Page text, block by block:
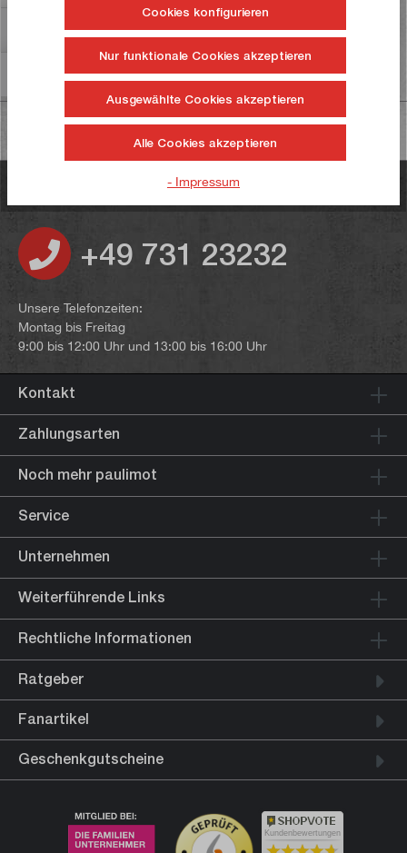
Bewertungen
Informationen zur Produktsicherheit
Haben Sie noch Fragen?
+49 731 23232
Unsere Telefonzeiten:
Montag bis Freitag
9:00 bis 12:00 Uhr und 13:00 bis 16:00 Uhr
Kontakt
Zahlungsarten
Noch mehr paulimot
Service
Unternehmen
Weiterführende Links
Rechtliche Informationen
Ratgeber
Fanartikel
Geschenkgutscheine
Kundenbewertungen
Cookies konfigurieren
Nur funktionale Cookies akzeptieren
Ausgewählte Cookies akzeptieren
Alle Cookies akzeptieren
- Impressum